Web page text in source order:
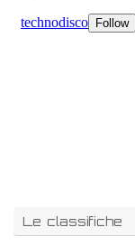
Le classifiche